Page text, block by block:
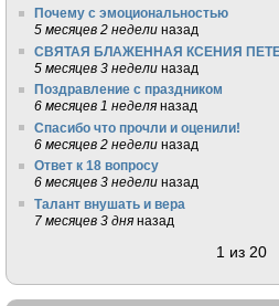
Почему с эмоциональностью
5 месяцев 2 недели назад
СВЯТАЯ БЛАЖЕННАЯ КСЕНИЯ
5 месяцев 3 недели назад
Поздравление с праздником
6 месяцев 1 неделя назад
Спасибо что прочли и оценили!
6 месяцев 2 недели назад
Ответ к 18 вопросу
6 месяцев 3 недели назад
Талант внушать и вера
7 месяцев 3 дня назад
1 из 20